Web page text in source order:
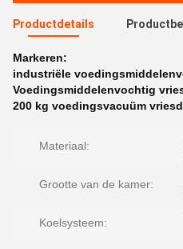
Productdetails
Markeren:
industriële
Voedingsmiddelenvochtig
200 kg voedingsvacuüm
Materiaal:
Grootte van de kamer:
Koelsysteem: